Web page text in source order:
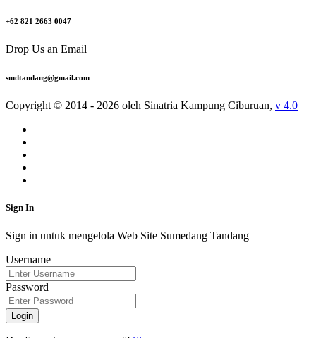
+62 821 2663 0047
Drop Us an Email
smdtandang@gmail.com
Copyright © 2014 - 2026 oleh Sinatria Kampung Ciburuan, v 4.0
Sign In
Sign in untuk mengelola Web Site Sumedang Tandang
Username
Password
Login